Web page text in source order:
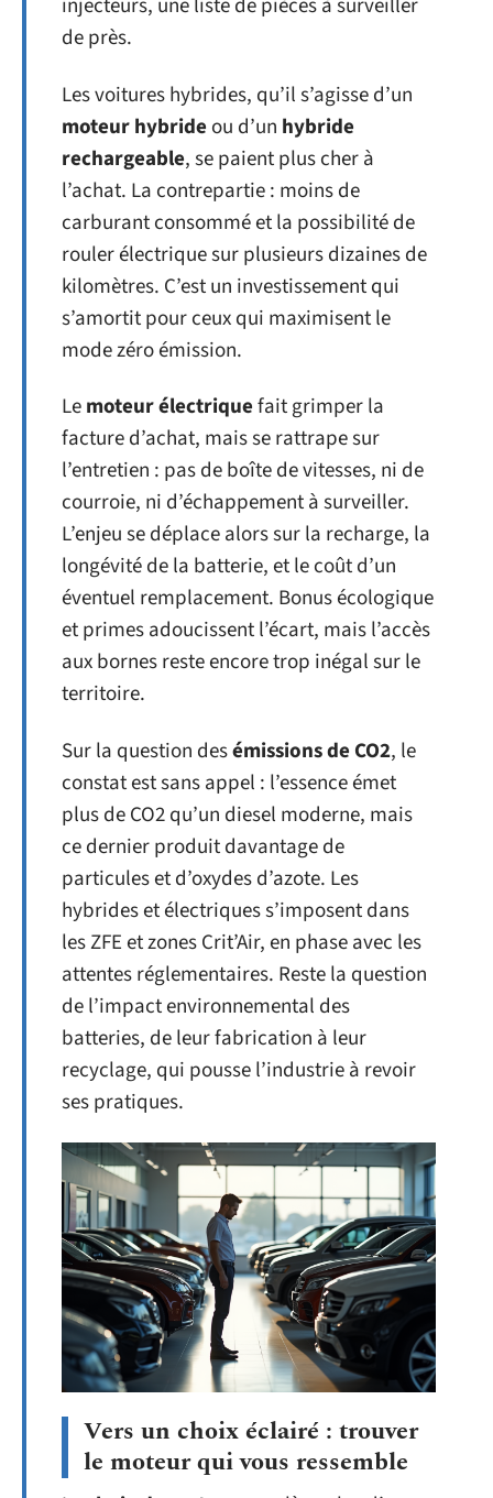
injecteurs, une liste de pièces à surveiller
de près.
Les voitures hybrides, qu’il s’agisse d’un
moteur hybride ou d’un hybride
rechargeable, se paient plus cher à
l’achat. La contrepartie : moins de
carburant consommé et la possibilité de
rouler électrique sur plusieurs dizaines de
kilomètres. C’est un investissement qui
s’amortit pour ceux qui maximisent le
mode zéro émission.
Lemoteur électriquefait grimper la
facture d’achat, mais se rattrape sur
l’entretien : pas de boîte de vitesses, ni de
courroie, ni d’échappement à surveiller.
L’enjeu se déplace alors sur la recharge, la
longévité de la batterie, et le coût d’un
éventuel remplacement. Bonus écologique
et primes adoucissent l’écart, mais l’accès
aux bornes reste encore trop inégal sur le
territoire.
Sur la question desémissions de CO2, le
constat est sans appel : l’essence émet
plus de CO2 qu’un diesel moderne, mais
ce dernier produit davantage de
particules et d’oxydes d’azote. Les
hybrides et électriques s’imposent dans
les ZFE et zones Crit’Air, en phase avec les
attentes réglementaires. Reste la question
de l’impact environnemental des
batteries, de leur fabrication à leur
recyclage, qui pousse l’industrie à revoir
ses pratiques.
Vers un choix éclairé : trouver
le moteur qui vous ressemble